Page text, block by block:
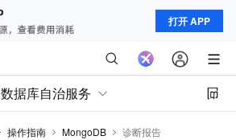
打开 APP
数据库自治服务
操作指南 MongoDB 诊断报告